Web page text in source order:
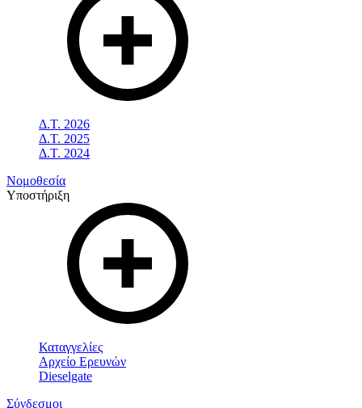
Δ.Τ. 2026
Δ.Τ. 2025
Δ.Τ. 2024
Νομοθεσία
Υποστήριξη
Καταγγελίες
Αρχείο Ερευνών
Dieselgate
Σύνδεσμοι